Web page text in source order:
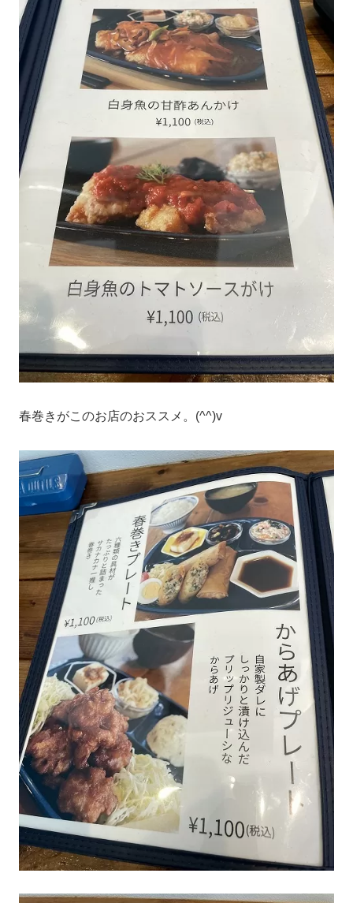
春巻きがこのお店のおススメ。(^^)v